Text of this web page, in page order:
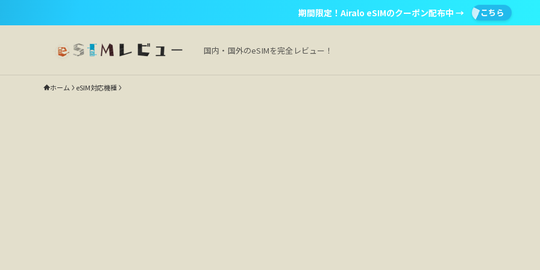
期間限定！Airalo eSIMのクーポン配布中 → こちら
国内・国外のeSIMを完全レビュー！
ホーム eSIM対応機種